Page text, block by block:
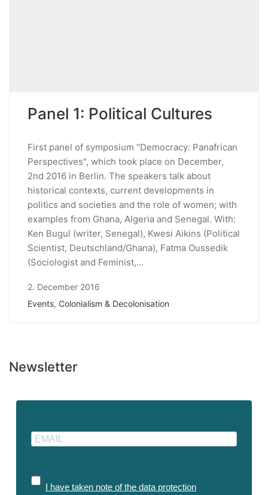
Panel 1: Political Cultures
First panel of symposium "Democracy: Panafrican
Perspectives", which took place on December,
2nd 2016 in Berlin. The speakers talk about
historical contexts, current developments in
politics and societies and the role of women; with
examples from Ghana, Algeria and Senegal. With:
Ken Bugul (writer, Senegal), Kwesi Aikins (Political
Scientist, Deutschland/Ghana), Fatma Oussedik
(Sociologist and Feminist,…
2. December 2016
Events, Colonialism & Decolonisation
Newsletter
I have taken note of the data protection